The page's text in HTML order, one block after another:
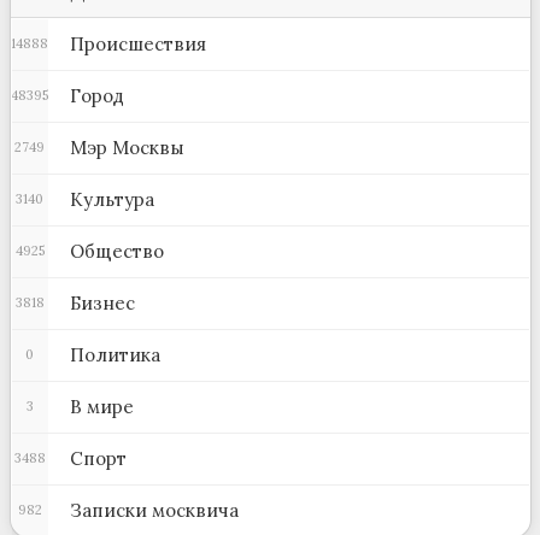
Происшествия
14888
Город
48395
Мэр Москвы
2749
Культура
3140
Общество
4925
Бизнес
3818
Политика
0
В мире
3
Спорт
3488
Записки москвича
982